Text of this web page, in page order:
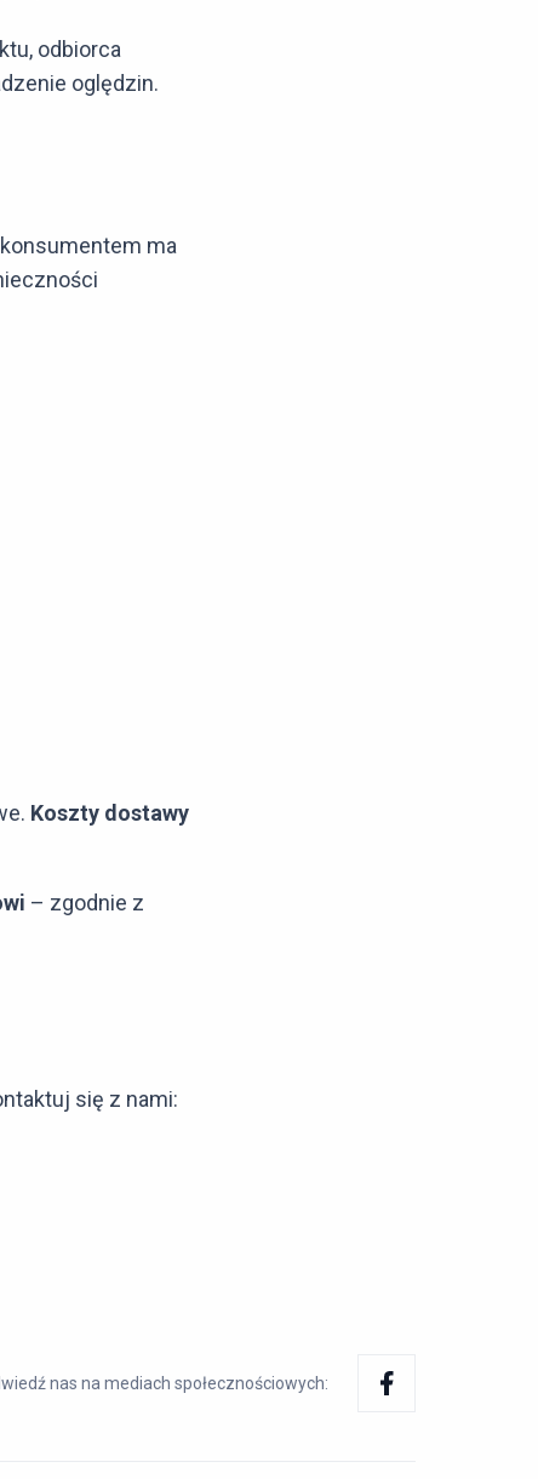
odbiorca
oględzin.
ma
Koszty dostawy
– zgodnie z
się z nami:
nas na mediach społecznościowych: